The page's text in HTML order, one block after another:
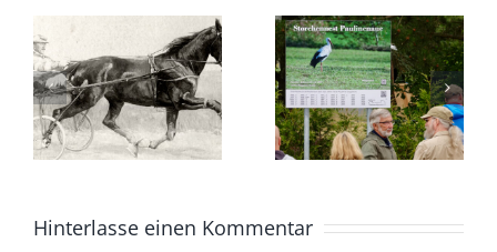
Hinterlasse einen Kommentar